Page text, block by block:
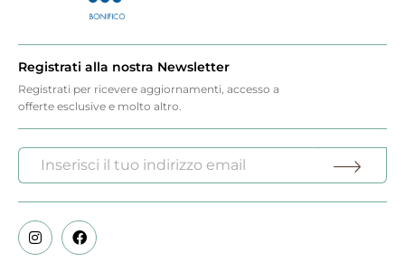
Registrati alla nostra Newsletter
Registrati per ricevere aggiornamenti, accesso a
offerte esclusive e molto altro.